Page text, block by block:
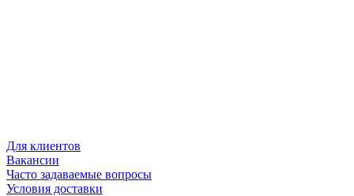
Для клиентов
Вакансии
Часто задаваемые вопросы
Условия доставки